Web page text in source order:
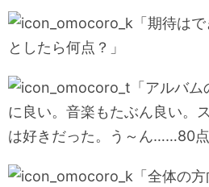
「期待は
としたら何点？」
「アルバ
に良い。音楽もたぶん良い。
は好きだった。う～ん……80点
「全体の